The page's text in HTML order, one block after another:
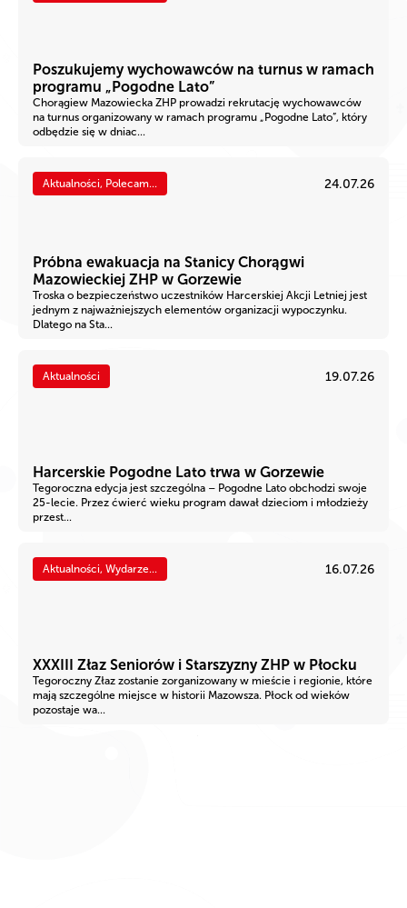
Poszukujemy wychowawców na turnus w ramach
programu „Pogodne Lato”
Chorągiew Mazowiecka ZHP prowadzi rekrutację wychowawców
na turnus organizowany w ramach programu „Pogodne Lato”, który
odbędzie się w dniac...
Aktualności, Polecam... 24.07.26
Próbna ewakuacja na Stanicy Chorągwi
Mazowieckiej ZHP w Gorzewie
Troska o bezpieczeństwo uczestników Harcerskiej Akcji Letniej jest
jednym z najważniejszych elementów organizacji wypoczynku.
Dlatego na Sta...
Aktualności 19.07.26
Harcerskie Pogodne Lato trwa w Gorzewie
Tegoroczna edycja jest szczególna – Pogodne Lato obchodzi swoje
25-lecie. Przez ćwierć wieku program dawał dzieciom i młodzieży
przest...
Aktualności, Wydarze... 16.07.26
XXXIII Złaz Seniorów i Starszyzny ZHP w Płocku
Tegoroczny Złaz zostanie zorganizowany w mieście i regionie, które
mają szczególne miejsce w historii Mazowsza. Płock od wieków
pozostaje wa...